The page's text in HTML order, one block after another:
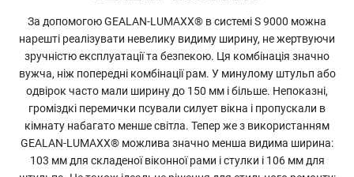
За допомогою GEALAN-LUMAXX® в системі S 9000 можна
нарешті реалізувати невелику видиму ширину, не жертвуючи
зручністю експлуатації та безпекою. Ця комбінація значно
вужча, ніж попередні комбінації рам. У минулому штульп або
одвірок часто мали ширину до 150 мм і більше. Непоказні,
громіздкі перемички псували силует вікна і пропускали в
кімнату набагато менше світла. Тепер же з використанням
GEALAN-LUMAXX® можлива значно менша видима ширина:
103 мм для складеної віконної рами і стулки і 106 мм для